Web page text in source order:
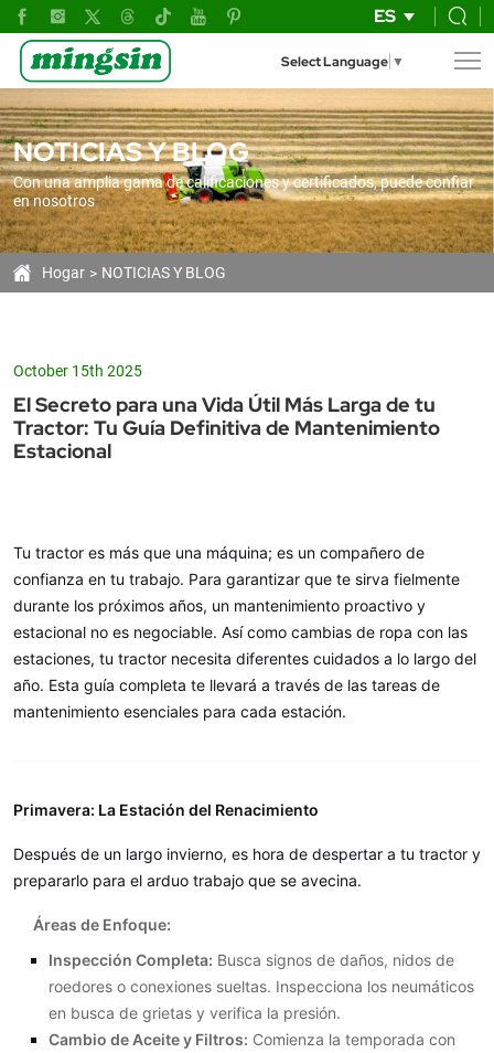
ES
Select Language ▼
Guía
Definitiva
de
Mantenimiento
Estacional
para
Prolongar
la
Útil
de
tu
Tractor
NOTICIAS Y BLOG
Con una amplia gama de calificaciones y certificados, puede confiar
en nosotros
Hogar NOTICIAS Y BLOG
October 15th 2025
El Secreto para una Vida Útil Más Larga de tu
Tractor: Tu Guía Definitiva de Mantenimiento
Estacional
Tu tractor es más que una máquina; es un compañero de
confianza en tu trabajo. Para garantizar que te sirva fielmente
durante los próximos años, un mantenimiento proactivo y
estacional no es negociable. Así como cambias de ropa con las
estaciones, tu tractor necesita diferentes cuidados a lo largo del
año. Esta guía completa te llevará a través de las tareas de
mantenimiento esenciales para cada estación.
Primavera: La Estación del Renacimiento
Después de un largo invierno, es hora de despertar a tu tractor y
prepararlo para el arduo trabajo que se avecina.
Áreas de Enfoque:
Inspección Completa: Busca signos de daños, nidos de
roedores o conexiones sueltas. Inspecciona los neumáticos
en busca de grietas y verifica la presión.
Cambio de Aceite y Filtros: Comienza la temporada con